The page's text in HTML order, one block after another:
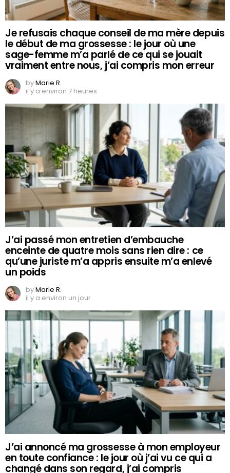
Je refusais chaque conseil de ma mère depuis
le début de ma grossesse : le jour où une
sage-femme m’a parlé de ce qui se jouait
vraiment entre nous, j’ai compris mon erreur
byMarie R.
il y a environ 7 heures
J’ai passé mon entretien d’embauche
enceinte de quatre mois sans rien dire : ce
qu’une juriste m’a appris ensuite m’a enlevé
un poids
byMarie R.
il y a environ un jour
J’ai annoncé ma grossesse à mon employeur
en toute confiance : le jour où j’ai vu ce qui a
changé dans son regard, j’ai compris